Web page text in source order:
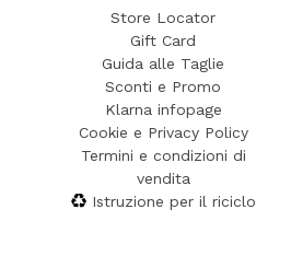
Store Locator
Gift Card
Guida alle Taglie
Sconti e Promo
Klarna infopage
Cookie e Privacy Policy
Termini e condizioni di
vendita
Istruzione per il riciclo